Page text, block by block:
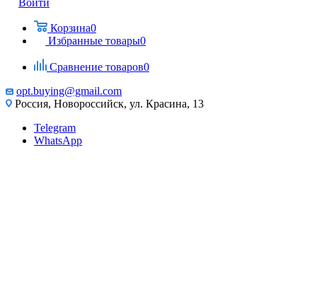
Войти
Корзина0
Избранные товары0
Сравнение товаров0
opt.buying@gmail.com
Россия, Новороссийск, ул. Красина, 13
Telegram
WhatsApp